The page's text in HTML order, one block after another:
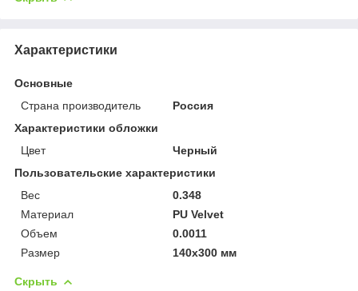
Характеристики
Основные
Страна производитель
Россия
Характеристики обложки
Цвет
Черный
Пользовательские характеристики
Вес
0.348
Материал
PU Velvet
Объем
0.0011
Размер
140х300 мм
Скрыть